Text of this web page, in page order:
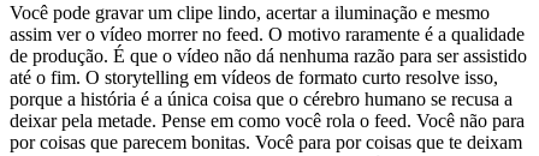
Você pode gravar um clipe lindo, acertar a iluminação e mesmo
assim ver o vídeo morrer no feed. O motivo raramente é a qualidade
de produção. É que o vídeo não dá nenhuma razão para ser assistido
até o fim. O storytelling em vídeos de formato curto resolve isso,
porque a história é a única coisa que o cérebro humano se recusa a
deixar pela metade. Pense em como você rola o feed. Você não para
por coisas que parecem bonitas. Você para por coisas que te deixam